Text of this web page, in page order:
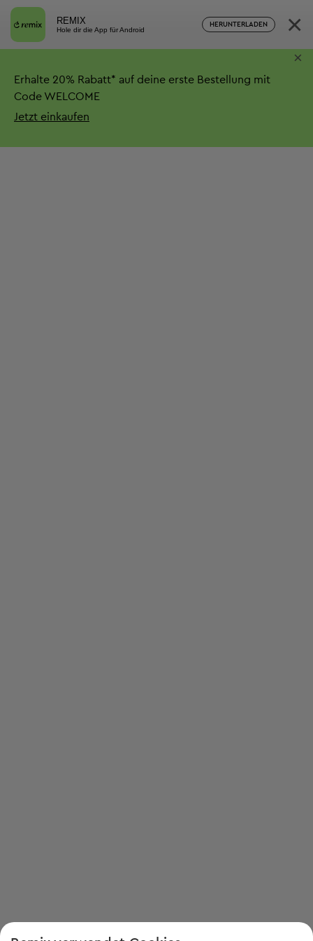
REMIX
Hole dir die App für Android
HERUNTERLADEN ×
Erhalte 20% Rabatt* auf deine erste Bestellung mit
Code WELCOME
Jetzt einkaufen
×